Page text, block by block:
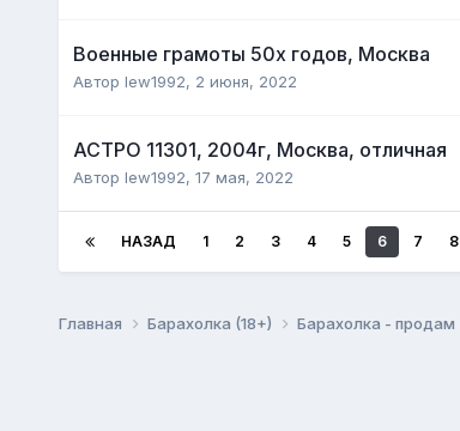
Военные грамоты 50х годов, Москва
Автор lew1992, 2 июня, 2022
АСТРО 11301, 2004г, Москва, отличная
Автор lew1992, 17 мая, 2022
НАЗАД 1 2 3 4 5 6 7 8
Главная Барахолка (18+) Барахолка - продам